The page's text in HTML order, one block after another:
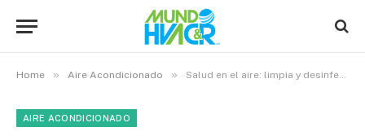
Home » Aire Acondicionado » Salud en el aire: limpia y desinfecta tu sistema de AA
AIRE ACONDICIONADO